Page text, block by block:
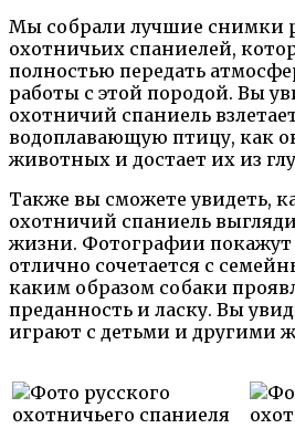
Мы собрали лучшие снимки
охотничьих спаниелей,
полностью передать
работы с этой породой. Вы
охотничий спаниель
водоплавающую птицу, как
животных и достает их из
Также вы сможете увидеть,
охотничий спаниель
жизни. Фотографии покажут
отлично сочетается с
каким образом собаки
преданность и ласку. Вы
играют с детьми и другими